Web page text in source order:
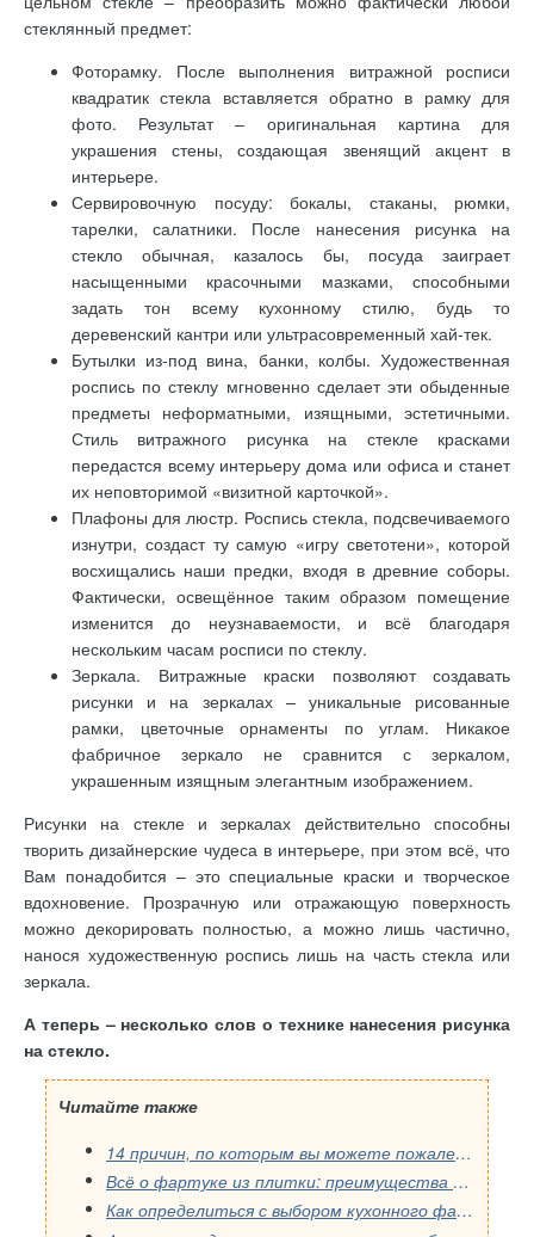
стеклянный предмет:
Фоторамку. После выполнения витражной росписи
квадратик стекла вставляется обратно в рамку для
фото. Результат – оригинальная картина для
украшения стены, создающая звенящий акцент в
интерьере.
Сервировочную посуду: бокалы, стаканы, рюмки,
тарелки, салатники. После нанесения рисунка на
стекло обычная, казалось бы, посуда заиграет
насыщенными красочными мазками, способными
задать тон всему кухонному стилю, будь то
деревенский кантри или ультрасовременный хай-тек.
Бутылки из-под вина, банки, колбы. Художественная
роспись по стеклу мгновенно сделает эти обыденные
предметы неформатными, изящными, эстетичными.
Стиль витражного рисунка на стекле красками
передастся всему интерьеру дома или офиса и станет
их неповторимой «визитной карточкой».
Плафоны для люстр. Роспись стекла, подсвечиваемого
изнутри, создаст ту самую «игру светотени», которой
восхищались наши предки, входя в древние соборы.
Фактически, освещённое таким образом помещение
изменится до неузнаваемости, и всё благодаря
нескольким часам росписи по стеклу.
Зеркала. Витражные краски позволяют создавать
рисунки и на зеркалах – уникальные рисованные
рамки, цветочные орнаменты по углам. Никакое
фабричное зеркало не сравнится с зеркалом,
украшенным изящным элегантным изображением.
Рисунки на стекле и зеркалах действительно способны
творить дизайнерские чудеса в интерьере, при этом всё, что
Вам понадобится – это специальные краски и творческое
вдохновение. Прозрачную или отражающую поверхность
можно декорировать полностью, а можно лишь частично,
нанося художественную роспись лишь на часть стекла или
зеркала.
А теперь – несколько слов о технике нанесения рисунка
на стекло.
Читайте также
14 причин, по которым вы можете пожалеть о выборе кухонного фартука: распространенные ошибки, которые стоит избегать.
Всё о фартуке из плитки: преимущества и недостатки для вашей кухни
Как определиться с выбором кухонного фартука, учитывая дизайн квартиры